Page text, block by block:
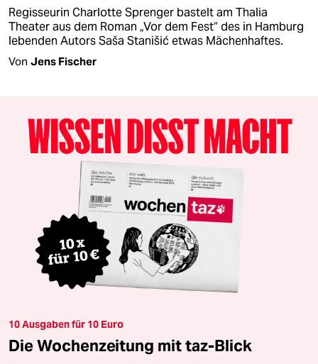
Regisseurin Charlotte Sprenger bastelt am Thalia
Theater aus dem Roman „Vor dem Fest“ des in Hamburg
lebenden Autors Saša Stanišić etwas Mächenhaftes.
Von Jens Fischer
10 Ausgaben für 10 Euro
Die Wochenzeitung mit taz-Blick